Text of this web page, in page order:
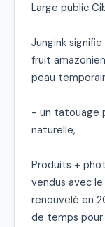
Large public
Jungink
fruit
peau
- un tatouage
naturelle,
Produits +
vendus avec
renouvelé en
de temps pour